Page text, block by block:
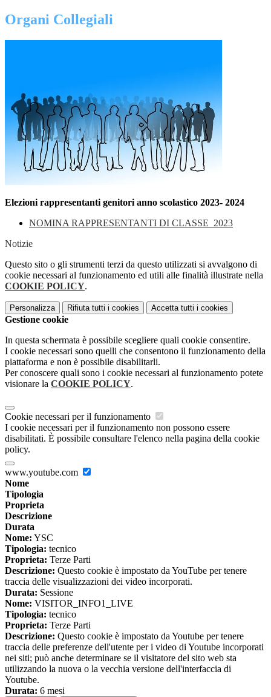
Organi Collegiali
Elezioni rappresentanti genitori anno scolastico 2023- 2024
NOMINA RAPPRESENTANTI DI CLASSE_2023
Notizie
Questo sito o gli strumenti terzi da questo utilizzati si avvalgono di
cookie necessari al funzionamento ed utili alle finalità illustrate nella
COOKIE POLICY.
Personalizza Rifiuta tutti i cookies Accetta tutti i cookies
Gestione cookie
In questa schermata è possibile scegliere quali cookie consentire.
I cookie necessari sono quelli che consentono il funzionamento della
piattaforma e non è possibile disabilitarli.
Per conoscere quali sono i cookie necessari al funzionamento potete
visionare la COOKIE POLICY.
Cookie necessari per il funzionamento
I cookie necessari per il funzionamento non possono essere
disabilitati. È possibile consultare l'elenco nella pagina della cookie
policy.
www.youtube.com
Nome
Tipologia
Proprieta
Descrizione
Durata
Nome: YSC
Tipologia: tecnico
Proprieta: Terze Parti
Descrizione: Questo cookie è impostato da YouTube per tenere
traccia delle visualizzazioni dei video incorporati.
Durata: Sessione
Nome: VISITOR_INFO1_LIVE
Tipologia: tecnico
Proprieta: Terze Parti
Descrizione: Questo cookie è impostato da Youtube per tenere
traccia delle preferenze dell'utente per i video di Youtube incorporati
nei siti; può anche determinare se il visitatore del sito web sta
utilizzando la nuova o la vecchia versione dell'interfaccia di
Youtube.
Durata: 6 mesi